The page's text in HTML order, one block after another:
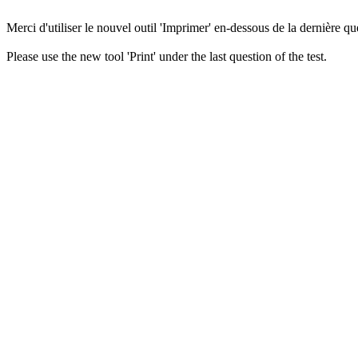
Merci d'utiliser le nouvel outil 'Imprimer' en-dessous de la dernière
Please use the new tool 'Print' under the last question of the test.